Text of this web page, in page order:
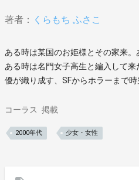
著者： くらもち ふさこ
ある時は某国のお姫様とその家来
ある時は名門女子高生と編入して
優が織り成す、SFからホラーまで
コーラス 掲載
2000年代 少女・女性